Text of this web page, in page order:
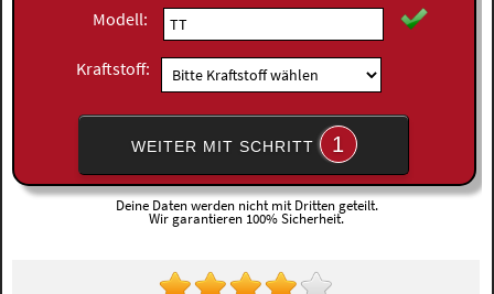
Modell:
Kraftstoff:
WEITER MIT SCHRITT 1
Deine Daten werden nicht mit Dritten geteilt.
Wir garantieren 100% Sicherheit.